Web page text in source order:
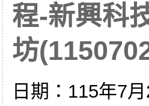
程-新興科
坊
日期：115年7